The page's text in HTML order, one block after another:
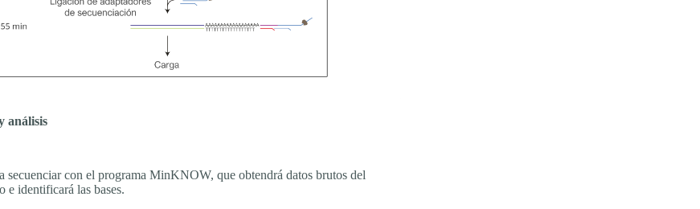
análisis
secuenciar con el programa MinKNOW, que obtendrá datos brutos del
e identificará las bases.